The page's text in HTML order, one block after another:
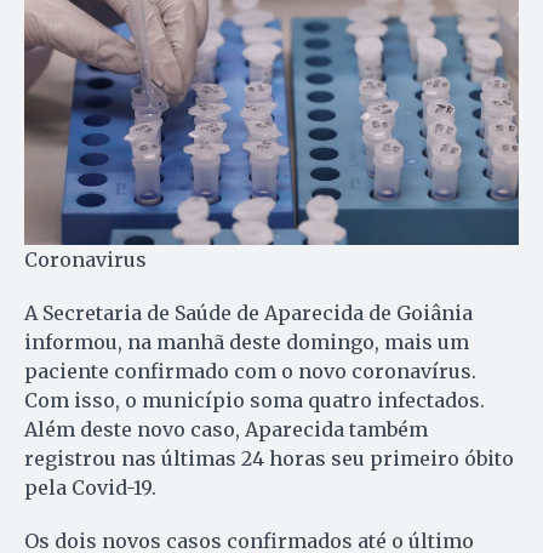
Coronavirus
A Secretaria de Saúde de Aparecida de Goiânia
informou, na manhã deste domingo, mais um
paciente confirmado com o novo coronavírus.
Com isso, o município soma quatro infectados.
Além deste novo caso, Aparecida também
registrou nas últimas 24 horas seu primeiro óbito
pela Covid-19.
Os dois novos casos confirmados até o último